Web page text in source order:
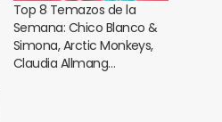
Top 8 Temazos de la
Semana: Chico Blanco &
Simona, Arctic Monkeys,
Claudia Allmang…